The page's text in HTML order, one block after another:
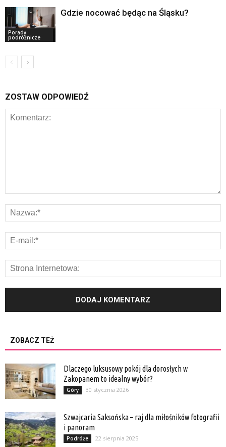
Porady
podróżnicze
Gdzie nocować będąc na Śląsku?
ZOSTAW ODPOWIEDŹ
ZOBACZ TEŻ
Dlaczego luksusowy pokój dla dorosłych w
Zakopanem to idealny wybór?
Góry 30 stycznia 2026
Szwajcaria Saksońska – raj dla miłośników fotografii
i panoram
Podróże 22 sierpnia 2025